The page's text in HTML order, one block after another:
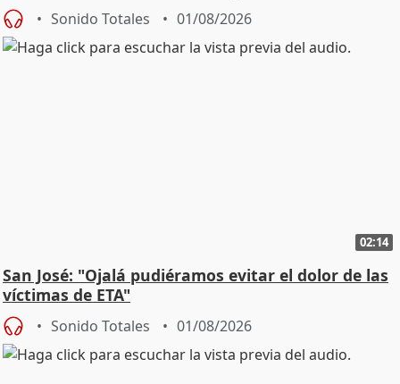
Sonido Totales 01/08/2026
02:14
San José: "Ojalá pudiéramos evitar el dolor de las
víctimas de ETA"
Sonido Totales 01/08/2026